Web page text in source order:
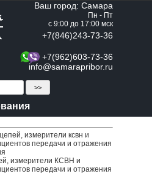
Ваш город: Самара
Пн - Пт
с 9:00 до 17:00 мск
+7(846)243-73-36
+7(962)603-73-36
info@samarapribor.ru
измерители ксвн и
передачи и отражения
измерители КСВН и
передачи и отражения